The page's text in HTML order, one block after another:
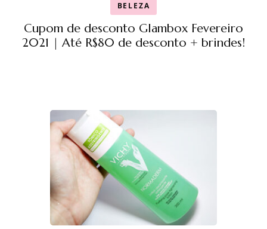
BELEZA
Cupom de desconto Glambox Fevereiro
2021 | Até R$80 de desconto + brindes!